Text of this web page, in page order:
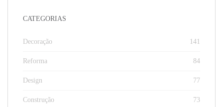
CATEGORIAS
Decoração 141
Reforma 84
Design 77
Construção 73